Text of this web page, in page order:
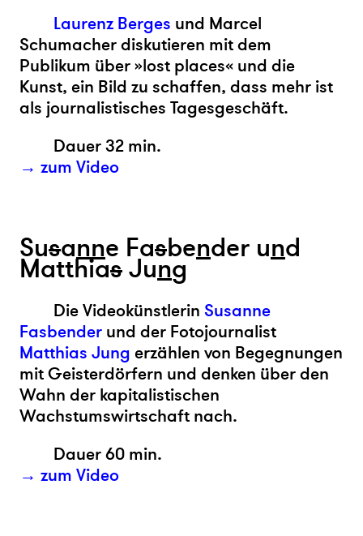
Laurenz Berges und Marcel
Schumacher diskutieren mit dem
Publikum über »lost places« und die
Kunst, ein Bild zu schaffen, dass mehr ist
als journalistisches Tagesgeschäft.
Dauer 32 min.
→ zum Video
Susanne Fasbender und
MatthiasJung
Die Videokünstlerin Susanne
Fasbender und der Fotojournalist
Matthias Jung erzählen von Begegnungen
mit Geisterdörfern und denken über den
Wahn der kapitalistischen
Wachstumswirtschaft nach.
Dauer 60 min.
→ zum Video